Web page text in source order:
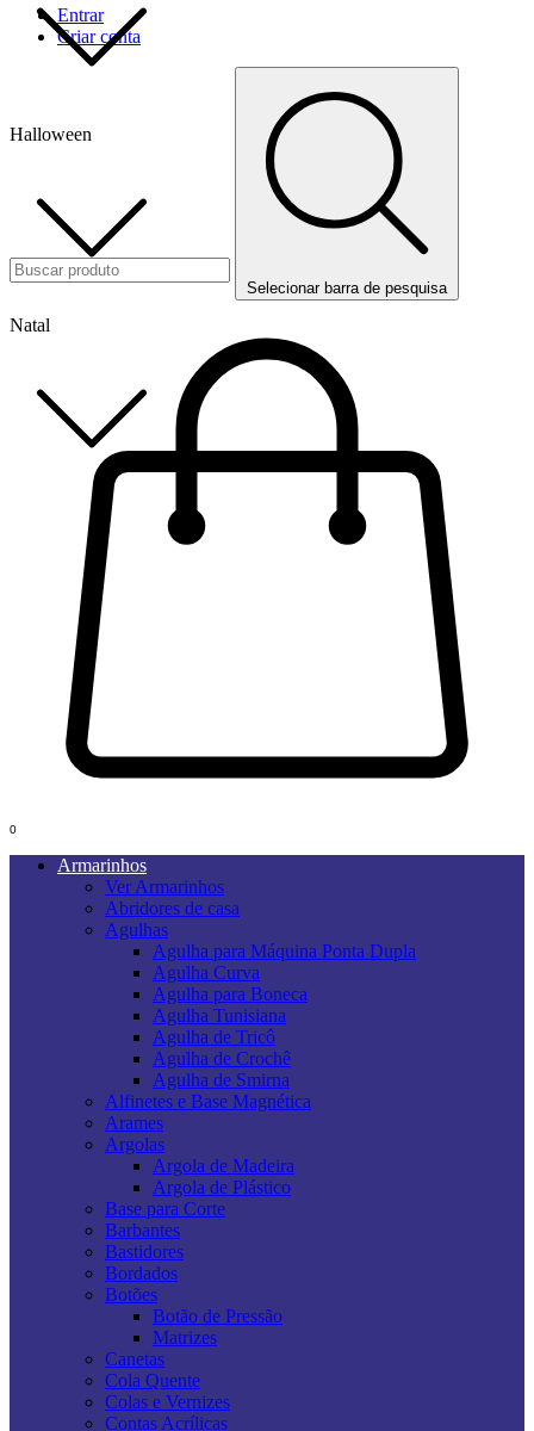
Halloween
Natal
Entrar
Criar conta
Selecionar barra de pesquisa
0
Armarinhos
Ver Armarinhos
Abridores de casa
Agulhas
Agulha para Máquina Ponta Dupla
Agulha Curva
Agulha para Boneca
Agulha Tunisiana
Agulha de Tricô
Agulha de Crochê
Agulha de Smirna
Alfinetes e Base Magnética
Arames
Argolas
Argola de Madeira
Argola de Plástico
Base para Corte
Barbantes
Bastidores
Bordados
Botões
Botão de Pressão
Matrizes
Canetas
Cola Quente
Colas e Vernizes
Contas Acrílicas